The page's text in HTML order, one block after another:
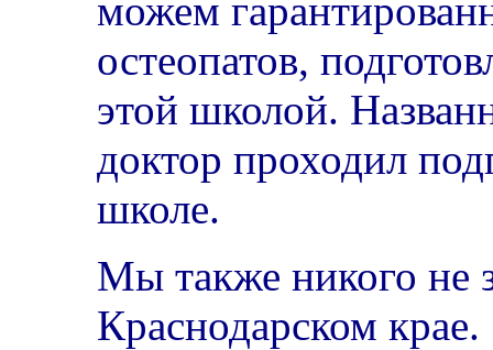
можем
остеопатов,
этой школой.
доктор проходил
школе.
Мы также никого не
Краснодарском крае.